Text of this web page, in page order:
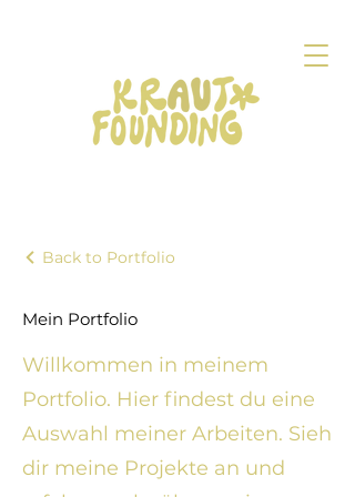
Back to Portfolio
Mein Portfolio
Willkommen in meinem
Portfolio. Hier findest du eine
Auswahl meiner Arbeiten. Sieh
dir meine Projekte an und